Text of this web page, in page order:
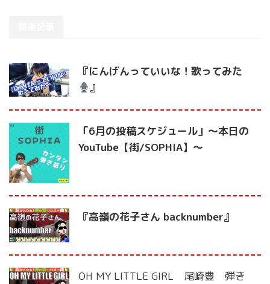
『にんげんっていいな！歌ってみた
』
「6月の投稿スケジュール」〜本日の
YouTube【街/SOPHIA】〜
『高嶺の花子さん backnumber』
OH MY LITTLE GIRL 尾崎豊 弾き